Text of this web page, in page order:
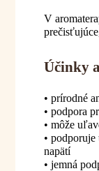
V
Účinky
• prírodné
• podpora
• môže
•
napätí
• jemná